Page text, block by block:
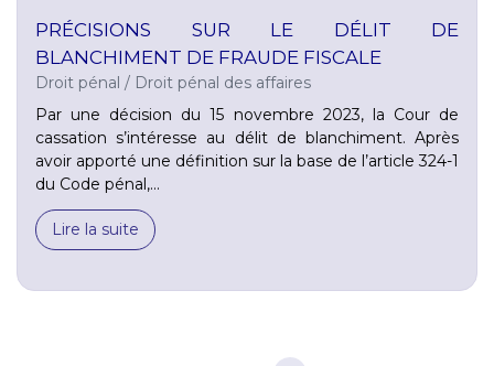
PRÉCISIONS SUR LE DÉLIT DE
BLANCHIMENT DE FRAUDE FISCALE
Droit pénal / Droit pénal des affaires
Par une décision du 15 novembre 2023, la Cour de
cassation s’intéresse au délit de blanchiment. Après
avoir apporté une définition sur la base de l’article 324-1
du Code pénal,...
Lire la suite